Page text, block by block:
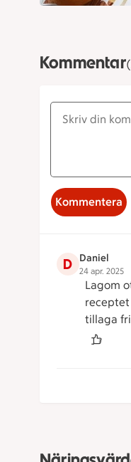
Kommentar
Kommentera
D Daniel
24 apr. 2025
Lagom
tillaga